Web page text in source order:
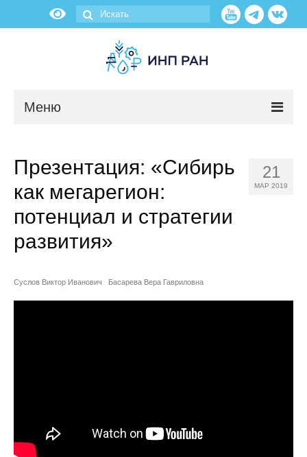
Меню
О нас
Об институте
Научные подразделения
Публикации
21
МАР 2019
Презентация: «Сибирь
как мегарегион:
потенциал и стратегии
развития»
Суслов Виктор Иванович Басарева Вера Гавриловна